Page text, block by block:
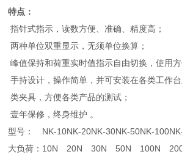
特点：
指针式指示，读数方便、准确、精度高；
两种单位双重显示，无须单位换算；
峰值保持和荷重实时值指示自由切换，使用方
手持设计，操作简单，并可安装在各类工作
类夹具，方便各类产品的测试；
壹年保修，终身维护 。
型号：
NK-10NK-20NK-30NK-50NK-100
大负荷： 10N 20N 30N 50N 100N